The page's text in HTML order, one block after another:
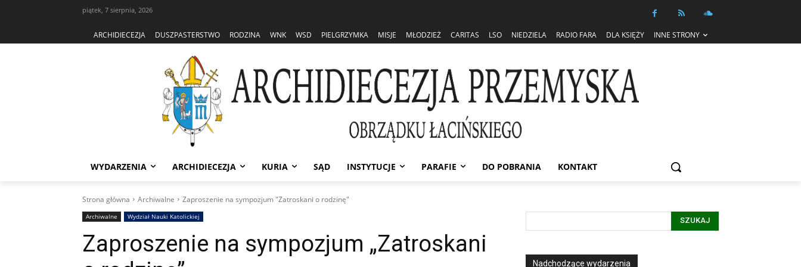
piątek, 7 sierpnia, 2026
ARCHIDIECEZJA DUSZPASTERSTWO RODZINA WNK WSD PIELGRZYMKA MISJE MŁODZIEŻ CARITAS LSO NIEDZIELA RADIO FARA DLA KSIĘŻY INNE STRONY
WYDARZENIA ARCHIDIECEZJA KURIA SĄD INSTYTUCJE PARAFIE DO POBRANIA KONTAKT
Strona główna Archiwalne Zaproszenie na sympozjum "Zatroskani o rodzinę"
Archiwalne Wydział Nauki Katolickiej
Zaproszenie na sympozjum „Zatroskani
SZUKAJ
Nadchodzące wydarzenia